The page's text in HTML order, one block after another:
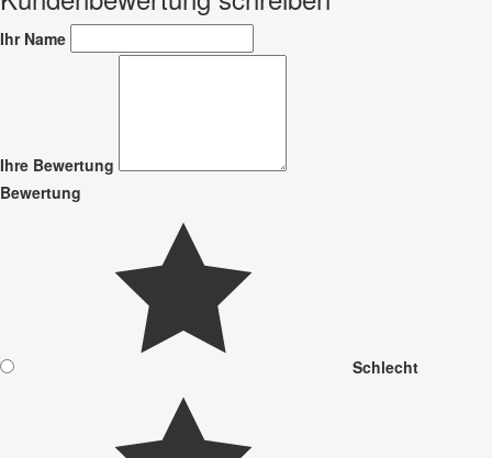
Ihr Name
Ihre Bewertung
Bewertung
Schlecht